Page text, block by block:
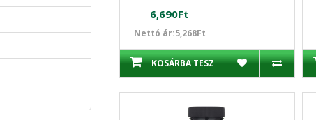
6,690Ft
Nettó ár:5,268Ft
KOSÁRBA TESZ